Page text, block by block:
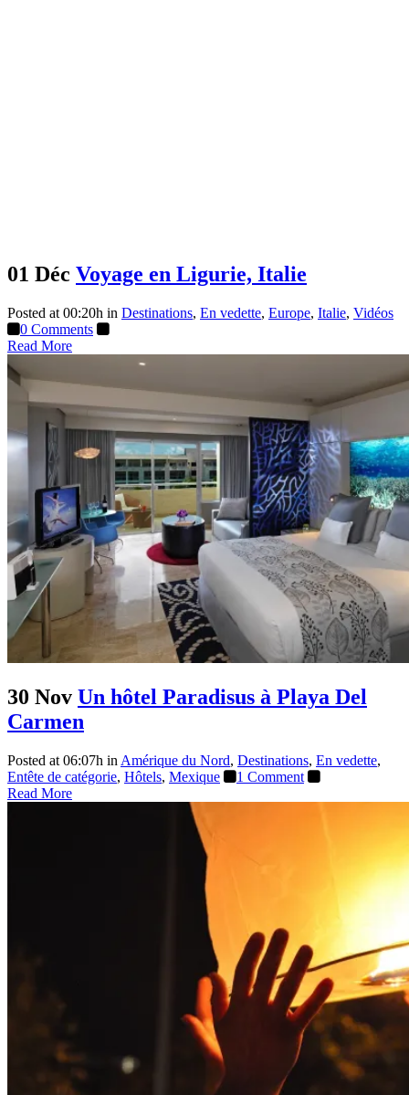
01 Déc Voyage en Ligurie, Italie
Posted at 00:20h in Destinations, En vedette, Europe, Italie, Vidéos
0 Comments
Read More
30 Nov Un hôtel Paradisus à Playa Del
Carmen
Posted at 06:07h in Amérique du Nord, Destinations, En vedette,
Entête de catégorie, Hôtels, Mexique
1 Comment
Read More